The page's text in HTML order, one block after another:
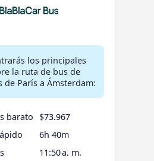
los principales
la ruta de bus de
de París a Ámsterdam:
barato
$73.967
6h 40m
11:50 a. m.